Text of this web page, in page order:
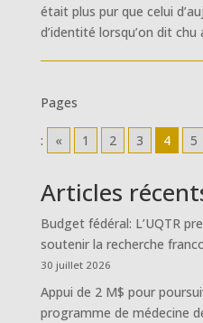
était plus pur que celui
d’identité lorsqu’on dit chu
Pages
: « 1 2 3 4 5
Articles
Budget fédéral: L’UQTR
soutenir la recherche
30 juillet 2026
Appui de 2 M$ pour
programme de médecine